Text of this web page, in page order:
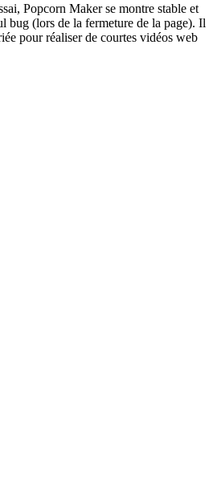
Popcorn Maker se montre stable et
bug (lors de la fermeture de la page). Il
pour réaliser de courtes vidéos web